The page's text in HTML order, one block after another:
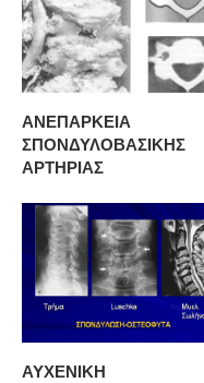
ΑΝΕΠΑΡΚΕΙΑ
ΣΠΟΝΔΥΛΟΒΑΣΙΚΗΣ
ΑΡΤΗΡΙΑΣ
ΑΥΧΕΝΙΚΗ